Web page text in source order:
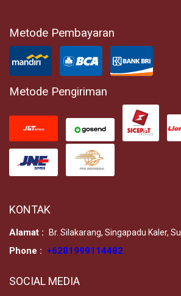
Metode Pembayaran
Metode Pengiriman
KONTAK
Alamat : Br. Silakarang, Singapadu Kaler,
Phone : +6281999114482
SOCIAL MEDIA